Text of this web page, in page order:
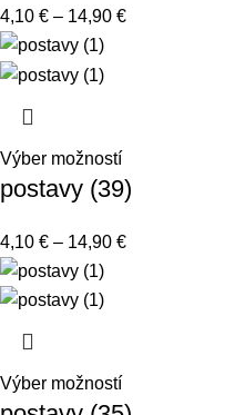
4,10 € – 14,90 €
Výber možností
postavy (39)
4,10 € – 14,90 €
Výber možností